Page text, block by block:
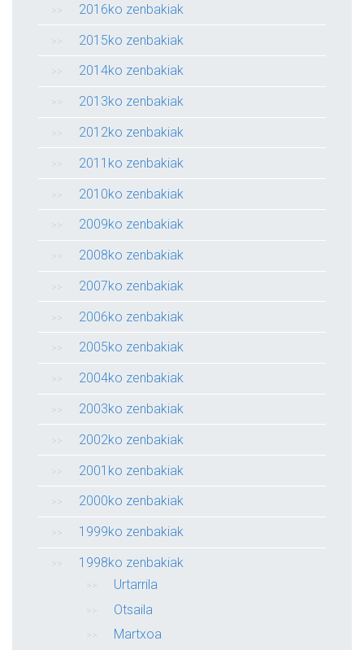
2016ko zenbakiak
2015ko zenbakiak
2014ko zenbakiak
2013ko zenbakiak
2012ko zenbakiak
2011ko zenbakiak
2010ko zenbakiak
2009ko zenbakiak
2008ko zenbakiak
2007ko zenbakiak
2006ko zenbakiak
2005ko zenbakiak
2004ko zenbakiak
2003ko zenbakiak
2002ko zenbakiak
2001ko zenbakiak
2000ko zenbakiak
1999ko zenbakiak
1998ko zenbakiak
Urtarrila
Otsaila
Martxoa